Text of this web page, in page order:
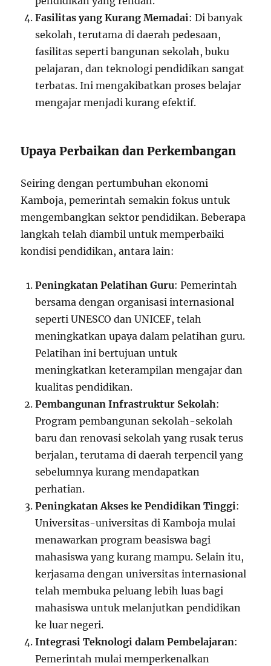
Fasilitas yang Kurang Memadai: Di banyak
sekolah, terutama di daerah pedesaan,
fasilitas seperti bangunan sekolah, buku
pelajaran, dan teknologi pendidikan sangat
terbatas. Ini mengakibatkan proses belajar
mengajar menjadi kurang efektif.
Upaya Perbaikan dan Perkembangan
Seiring dengan pertumbuhan ekonomi
Kamboja, pemerintah semakin fokus untuk
mengembangkan sektor pendidikan. Beberapa
langkah telah diambil untuk memperbaiki
kondisi pendidikan, antara lain:
Peningkatan Pelatihan Guru: Pemerintah
bersama dengan organisasi internasional
seperti UNESCO dan UNICEF, telah
meningkatkan upaya dalam pelatihan guru.
Pelatihan ini bertujuan untuk
meningkatkan keterampilan mengajar dan
kualitas pendidikan.
Pembangunan Infrastruktur Sekolah:
Program pembangunan sekolah-sekolah
baru dan renovasi sekolah yang rusak terus
berjalan, terutama di daerah terpencil yang
sebelumnya kurang mendapatkan
perhatian.
Peningkatan Akses ke Pendidikan Tinggi:
Universitas-universitas di Kamboja mulai
menawarkan program beasiswa bagi
mahasiswa yang kurang mampu. Selain itu,
kerjasama dengan universitas internasional
telah membuka peluang lebih luas bagi
mahasiswa untuk melanjutkan pendidikan
ke luar negeri.
Integrasi Teknologi dalam Pembelajaran:
Pemerintah mulai memperkenalkan